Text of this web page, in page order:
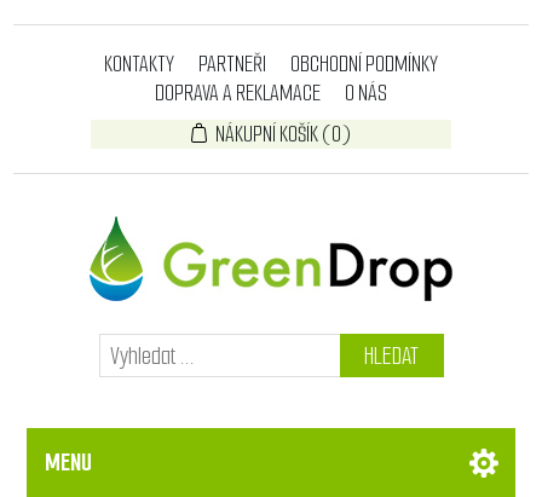
KONTAKTY PARTNEŘI
OBCHODNÍ PODMÍNKY
DOPRAVA A REKLAMACE
O NÁS
NÁKUPNÍ KOŠÍK(0)
HLEDAT
MENU